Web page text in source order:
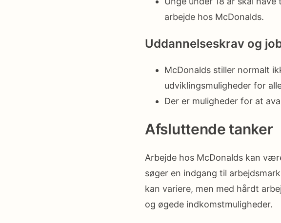
arbejde hos McDonalds.
Uddannelseskrav og
McDonalds stiller normalt
udviklingsmuligheder for
Der er muligheder for at
Afsluttende tanker
Arbejde hos McDonalds kan
søger en indgang til
kan variere, men med hårdt
og øgede indkomstmuligheder.